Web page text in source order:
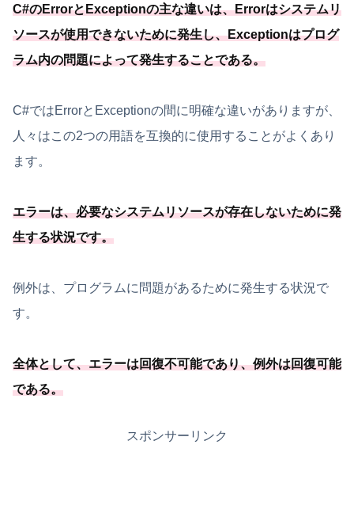
C#のErrorとExceptionの主な違いは、Errorはシステムリ
ソースが使用できないために発生し、Exceptionはプログ
ラム内の問題によって発生することである。
C#ではErrorとExceptionの間に明確な違いがありますが、
人々はこの2つの用語を互換的に使用することがよくあり
ます。
エラーは、必要なシステムリソースが存在しないために発
生する状況です。
例外は、プログラムに問題があるために発生する状況で
す。
全体として、エラーは回復不可能であり、例外は回復可能
である。
スポンサーリンク